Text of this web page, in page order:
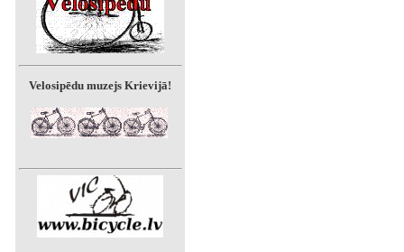
Velosipēdu muzejs Krievijā!